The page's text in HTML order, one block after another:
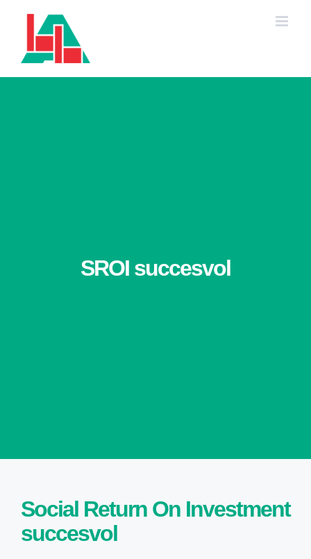
SROI succesvol
Social Return On Investment
succesvol